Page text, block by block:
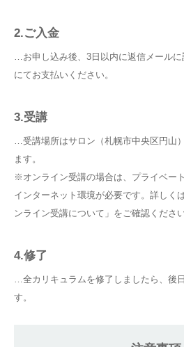
2.ご入金
…お申し込み後、3日以内に返信メールに
にてお支払いください。
3.受講
…受講場所はサロン（札幌市中央区円山
ます。
※オンライン受講の場合は、プライベー
インターネット環境が必要です。詳しく
ンライン受講について」をご確認ください
4.修了
…全カリキュラムを修了しましたら、後
す。